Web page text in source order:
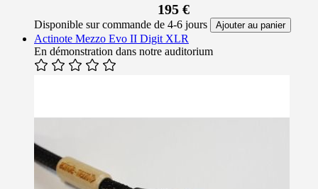
195 €
Disponible sur commande de 4-6 jours Ajouter au panier
Actinote Mezzo Evo II Digit XLR
En démonstration dans notre auditorium